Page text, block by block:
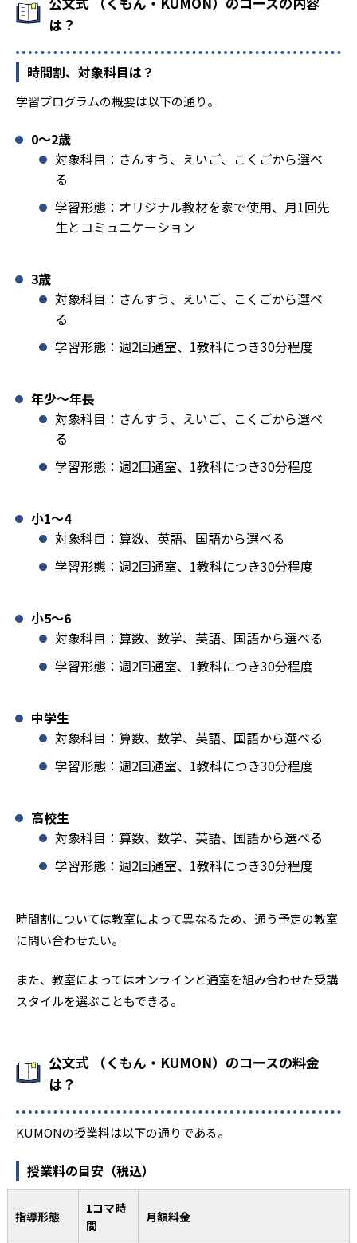
は？
時間割、対象科目は？
学習プログラムの概要は以下の通り。
0〜2歳
対象科目：さんすう、えいご、こくごから選べ
る
学習形態：オリジナル教材を家で使用、月1回先
生とコミュニケーション
3歳
対象科目：さんすう、えいご、こくごから選べ
る
学習形態：週2回通室、1教科につき30分程度
年少〜年長
対象科目：さんすう、えいご、こくごから選べ
る
学習形態：週2回通室、1教科につき30分程度
小1️〜4
対象科目：算数、英語、国語から選べる
学習形態：週2回通室、1教科につき30分程度
小5〜6
対象科目：算数、数学、英語、国語から選べる
学習形態：週2回通室、1教科につき30分程度
中学生
対象科目：算数、数学、英語、国語から選べる
学習形態：週2回通室、1教科につき30分程度
高校生
対象科目：算数、数学、英語、国語から選べる
学習形態：週2回通室、1教科につき30分程度
時間割については教室によって異なるため、通う予定の教室
に問い合わせたい。
また、教室によってはオンラインと通室を組み合わせた受講
スタイルを選ぶこともできる。
公文式 （くもん・KUMON）のコースの料金
は？
KUMONの授業料は以下の通りである。
授業料の目安（税込）
指導形態
1コマ時
間
月額料金